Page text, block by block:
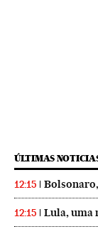
ÚLTIMAS
12:15
12:15 Lula, uma